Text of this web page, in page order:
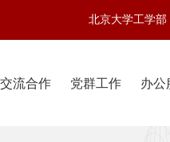
北京大学工学部
交流合作 党群工作 办公